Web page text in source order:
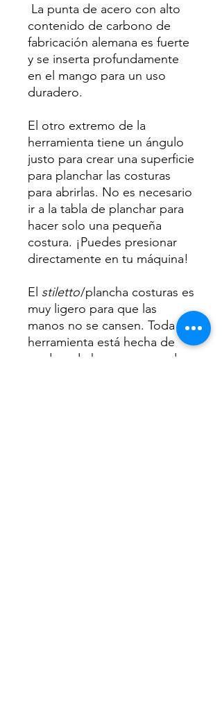
La punta de acero con alto
contenido de carbono de
fabricación alemana es fuerte
y se inserta profundamente
en el mango para un uso
duradero.
El otro extremo de la
herramienta tiene un ángulo
justo para crear una superficie
para planchar las costuras
para abrirlas. No es necesario
ir a la tabla de planchar para
hacer solo una pequeña
costura. ¡Puedes presionar
directamente en tu máquina!
El stiletto/plancha costuras es
muy ligero para que las
manos no se cansen. Toda la
herramienta está hecha de
madera de haya europea de